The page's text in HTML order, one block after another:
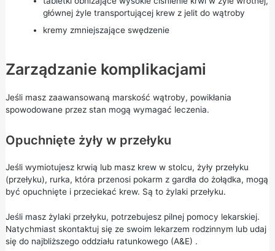
głównej żyle transportującej krew z jelit do wątroby
kremy zmniejszające swędzenie
Zarządzanie komplikacjami
Jeśli masz zaawansowaną marskość wątroby, powikłania
spowodowane przez stan mogą wymagać leczenia.
Opuchnięte żyły w przełyku
Jeśli wymiotujesz krwią lub masz krew w stolcu, żyły przełyku
(przełyku), rurka, która przenosi pokarm z gardła do żołądka, mogą
być opuchnięte i przeciekać krew. Są to żylaki przełyku.
Jeśli masz żylaki przełyku, potrzebujesz pilnej pomocy lekarskiej.
Natychmiast skontaktuj się ze swoim lekarzem rodzinnym lub udaj
się do najbliższego oddziału ratunkowego (A&E) .